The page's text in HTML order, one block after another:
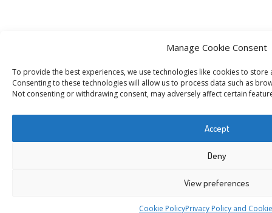
Manage Cookie Consent
To provide the best experiences, we use technologies like cookies to
Consenting to these technologies will allow us to process data such as
Not consenting or withdrawing consent, may adversely affect certain
Accept
Deny
View preferences
Cookie PolicyPrivacy Policy and